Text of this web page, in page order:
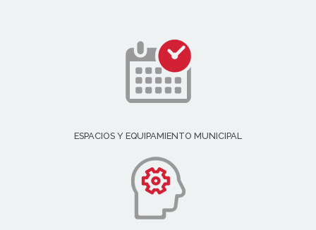
ESPACIOS Y EQUIPAMIENTO MUNICIPAL